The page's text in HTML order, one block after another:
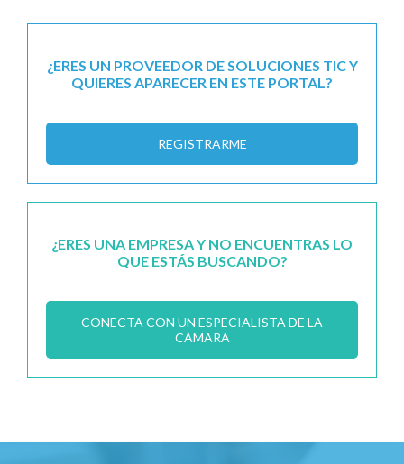
¿ERES UN PROVEEDOR DE SOLUCIONES TIC Y
QUIERES APARECER EN ESTE PORTAL?
REGISTRARME
¿ERES UNA EMPRESA Y NO ENCUENTRAS LO
QUE ESTÁS BUSCANDO?
CONECTA CON UN ESPECIALISTA DE LA
CÁMARA